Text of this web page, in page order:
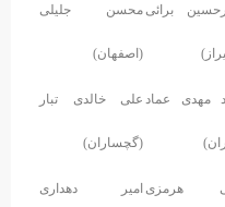
برائی محسن جلیلی
(اصفهان)
مهدی عماد علی خالدی تبار
(گچساران)
هرمزی امیر دهداری